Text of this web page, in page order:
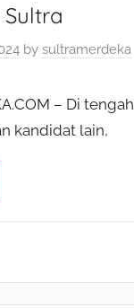
by sultramerdeka
– Di
kandidat lain,